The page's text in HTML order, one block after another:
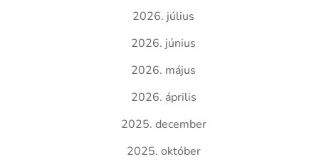
2026. július
2026. június
2026. május
2026. április
2025. december
2025. október